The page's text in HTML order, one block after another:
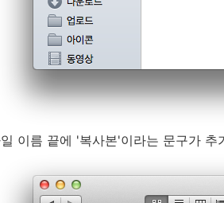
이름 끝에 '복사본'이라는 문구가